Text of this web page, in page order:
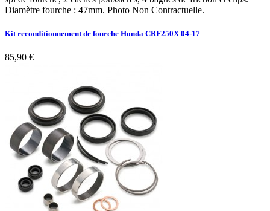
Diamètre fourche : 47mm. Photo Non Contractuelle.
Kit reconditionnement de fourche Honda CRF250X 04-17
85,90 €